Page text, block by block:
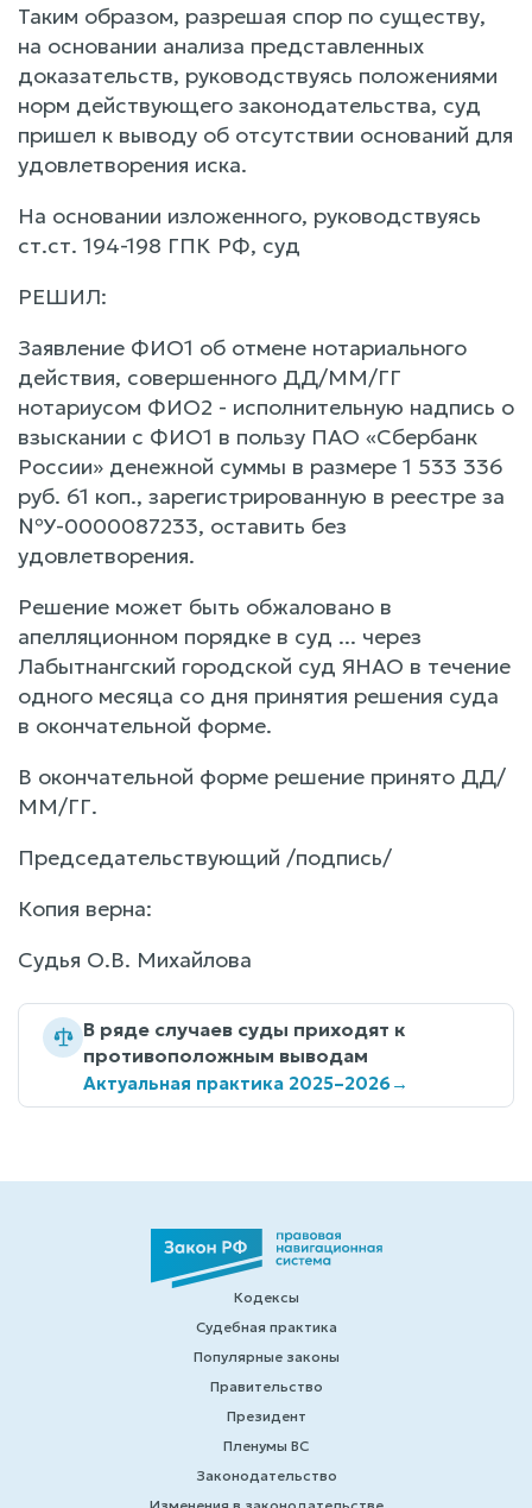
Таким образом, разрешая спор по существу,
на основании анализа представленных
доказательств, руководствуясь положениями
норм действующего законодательства, суд
пришел к выводу об отсутствии оснований для
удовлетворения иска.
На основании изложенного, руководствуясь
ст.ст. 194-198 ГПК РФ, суд
РЕШИЛ:
Заявление ФИО1 об отмене нотариального
действия, совершенного ДД/ММ/ГГ
нотариусом ФИО2 - исполнительную надпись о
взыскании с ФИО1 в пользу ПАО «Сбербанк
России» денежной суммы в размере 1 533 336
руб. 61 коп., зарегистрированную в реестре за
№У-0000087233, оставить без
удовлетворения.
Решение может быть обжаловано в
апелляционном порядке в суд ... через
Лабытнангский городской суд ЯНАО в течение
одного месяца со дня принятия решения суда
в окончательной форме.
В окончательной форме решение принято ДД/
ММ/ГГ.
Председательствующий /подпись/
Копия верна:
Судья О.В. Михайлова
В ряде случаев суды приходят к
противоположным выводам
Актуальная практика 2025–2026→
Кодексы
Судебная практика
Популярные законы
Правительство
Президент
Пленумы ВС
Законодательство